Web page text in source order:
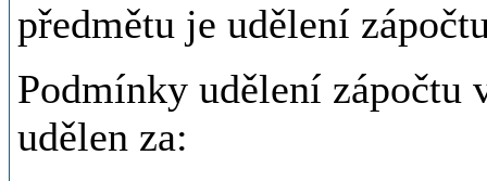
předmětu je udělení
Podmínky udělení zápočtu
udělen za: